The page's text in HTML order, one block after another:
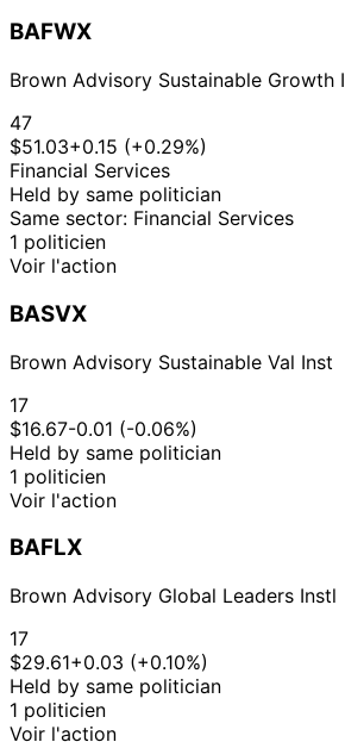
BAFWX
Brown Advisory Sustainable Growth I
47
$51.03+0.15 (+0.29%)
Financial Services
Held by same politician
Same sector: Financial Services
1 politicien
Voir l'action
BASVX
Brown Advisory Sustainable Val Inst
17
$16.67-0.01 (-0.06%)
Held by same politician
1 politicien
Voir l'action
BAFLX
Brown Advisory Global Leaders Instl
17
$29.61+0.03 (+0.10%)
Held by same politician
1 politicien
Voir l'action